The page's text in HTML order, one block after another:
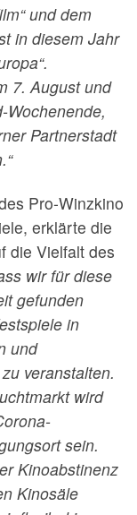
und dem
in diesem Jahr
7. August und
Wochenende,
Partnerstadt
Pro-Winzkino
erklärte die
die Vielfalt des
wir für diese
gefunden
in
und
veranstalten.
wird
sein.
Kinoabstinenz
Kinosäle